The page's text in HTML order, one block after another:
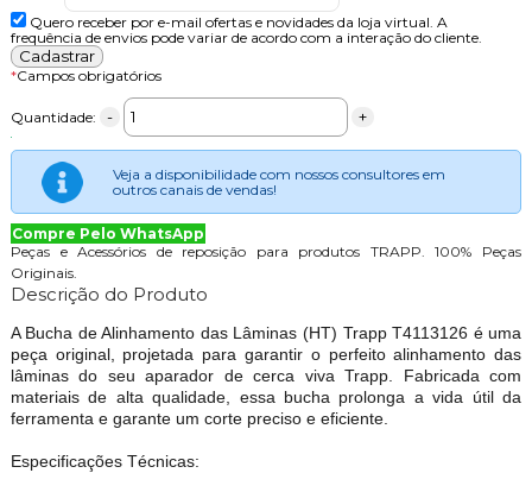
Quero receber por e-mail ofertas e novidades da loja virtual. A
frequência de envios pode variar de acordo com a interação do cliente.
*Campos obrigatórios
Quantidade: - +
Veja a disponibilidade com nossos consultores em
outros canais de vendas!
Compre Pelo WhatsApp
Peças e Acessórios de reposição para produtos TRAPP. 100% Peças
Originais.
Descrição do Produto
A Bucha de Alinhamento das Lâminas (HT) Trapp T4113126 é uma
peça original, projetada para garantir o perfeito alinhamento das
lâminas do seu aparador de cerca viva Trapp. Fabricada com
materiais de alta qualidade, essa bucha prolonga a vida útil da
ferramenta e garante um corte preciso e eficiente.
Especificações Técnicas: